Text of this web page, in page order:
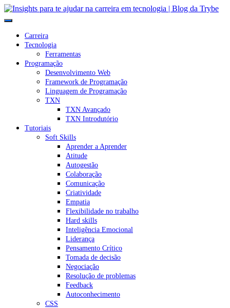
Carreira
Tecnologia
Ferramentas
Programação
Desenvolvimento Web
Framework de Programação
Linguagem de Programação
TXN
TXN Avançado
TXN Introdutório
Tutoriais
Soft Skills
Aprender a Aprender
Atitude
Autogestão
Colaboração
Comunicação
Criatividade
Empatia
Flexibilidade no trabalho
Hard skills
Inteligência Emocional
Liderança
Pensamento Crítico
Tomada de decisão
Negociação
Resolução de problemas
Feedback
Autoconhecimento
CSS